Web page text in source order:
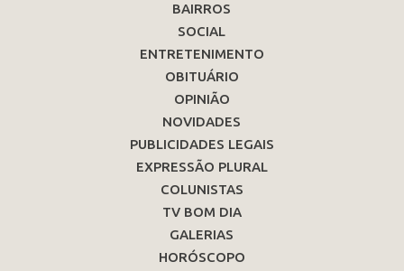
BAIRROS
SOCIAL
ENTRETENIMENTO
OBITUÁRIO
OPINIÃO
NOVIDADES
PUBLICIDADES LEGAIS
EXPRESSÃO PLURAL
COLUNISTAS
TV BOM DIA
GALERIAS
HORÓSCOPO